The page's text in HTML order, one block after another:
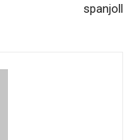
spanjoll